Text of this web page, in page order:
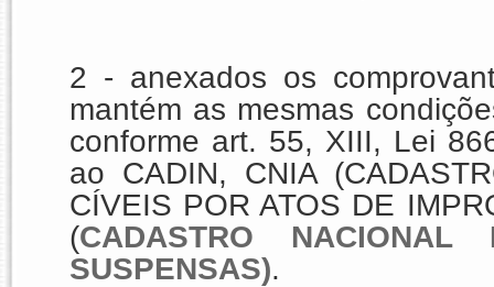
2 - anexados os
mantém as mesmas
conforme art. 55, XIII, Lei
ao CADIN, CNIA
CÍVEIS POR ATOS DE
(CADASTRO
SUSPENSAS).